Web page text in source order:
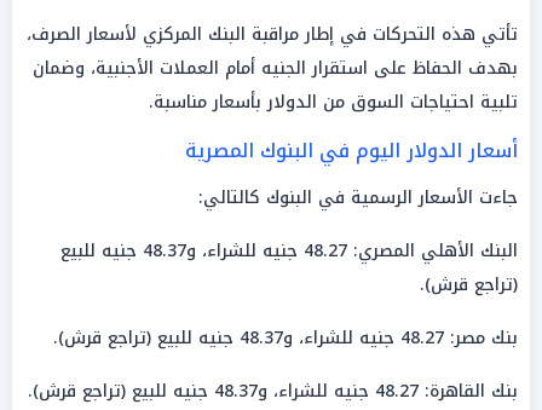
تأتي هذه التحركات في إطار مراقبة البنك المركزي لأسعار الصرف،
بهدف الحفاظ على استقرار الجنيه أمام العملات الأجنبية، وضمان
تلبية احتياجات السوق من الدولار بأسعار مناسبة.
أسعار الدولار اليوم في البنوك المصرية
جاءت الأسعار الرسمية في البنوك كالتالي:
البنك الأهلي المصري: 48.27 جنيه للشراء، و48.37 جنيه للبيع
(تراجع قرش).
بنك مصر: 48.27 جنيه للشراء، و48.37 جنيه للبيع (تراجع قرش).
بنك القاهرة: 48.27 جنيه للشراء، و48.37 جنيه للبيع (تراجع قرش).